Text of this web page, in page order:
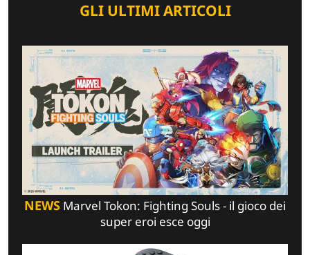
GLI ULTIMI ARTICOLI
NEWS Marvel Tokon: Fighting Souls - il gioco dei
super eroi esce oggi